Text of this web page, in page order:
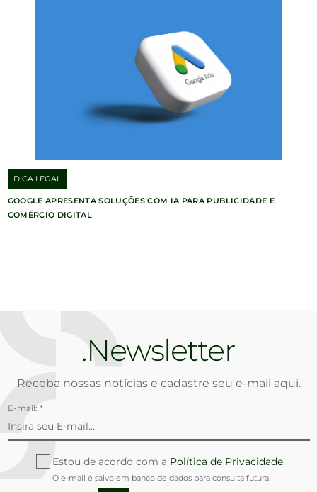
DICA LEGAL
GOOGLE APRESENTA SOLUÇÕES COM IA PARA PUBLICIDADE E
COMÉRCIO DIGITAL
Newsletter
Receba nossas notícias e cadastre seu e-mail aqui.
E-mail: *
Estou de acordo com a Política de Privacidade.
O e-mail é salvo em banco de dados para consulta futura.